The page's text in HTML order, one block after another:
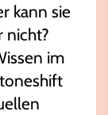
kann sie
nicht?
im